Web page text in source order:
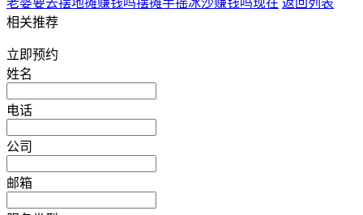
相关推荐
立即预约
姓名
电话
公司
邮箱